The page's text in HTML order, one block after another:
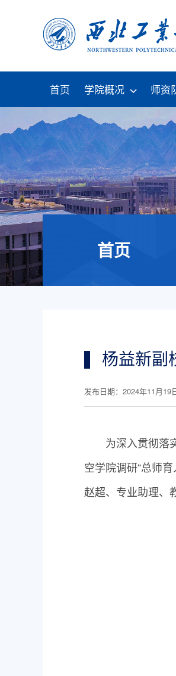
首页 学院概况 师资
首页
杨益新副
发布日期：2024年11月
为深入贯彻落
空学院调研“总师
赵超、专业助理、